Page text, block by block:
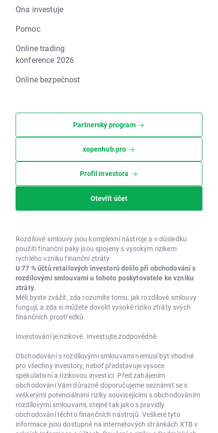
Ona investuje
Pomoc
Online trading
konference 2026
Online bezpečnost
Partnerský program
xopenhub.pro
Profil investora
Otevřít účet
Rozdílové smlouvy jsou komplexní nástroje a v důsledku
použití finanční páky jsou spojeny s vysokým rizikem
rychlého vzniku finanční ztráty.
U 77 % účtů retailových investorů došlo při obchodování s
rozdílovými smlouvami u tohoto poskytovatele ke vzniku
ztráty.
Měli byste zvážit, zda rozumíte tomu, jak rozdílové smlouvy
fungují, a zda si můžete dovolit vysoké riziko ztráty svých
finančních prostředků.
Investování je rizikové. Investujte zodpovědně.
Obchodování s rozdílovými smlouvami nemusí být vhodné
pro všechny investory, neboť představuje vysoce
spekulativní a rizikovou investici. Před zahájením
obchodování Vám důrazně doporučujeme seznámit se s
veškerými potenciálními riziky souvisejícími s obchodováním
rozdílovými smlouvami, stejně tak jako s pravidly
obchodování těchto finančních nástrojů. Veškeré tyto
informace jsou dostupné na internetových stránkách XTB v